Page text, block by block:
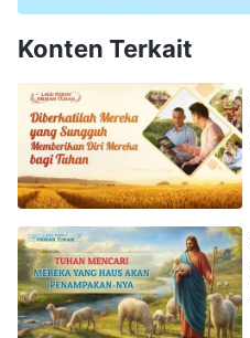
Konten Terkait